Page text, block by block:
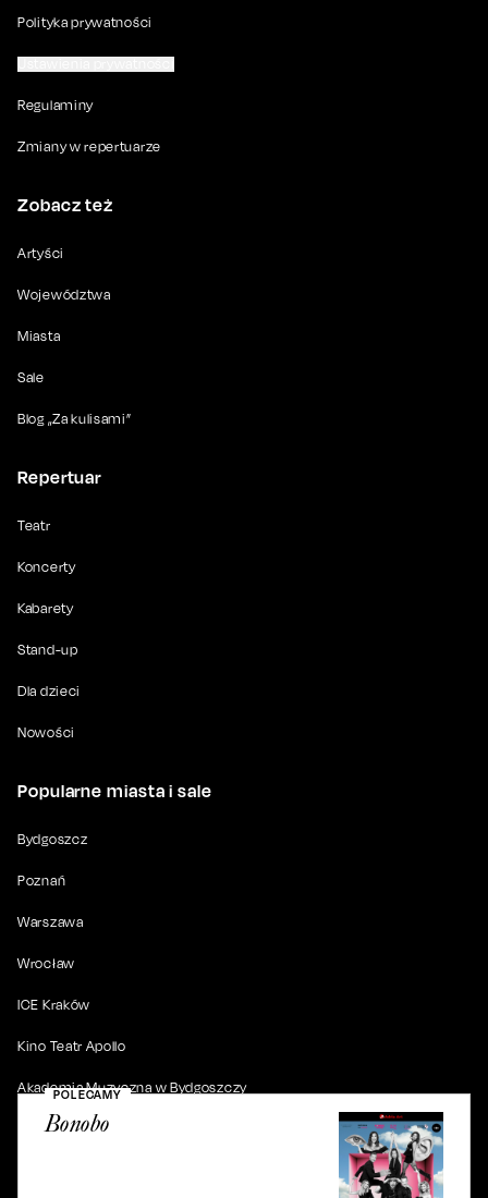
POLECAMY
Bonobo
Polityka prywatności
Regulaminy
Zmiany w repertuarze
Zobacz też
Artyści
Województwa
Miasta
Sale
Blog „Za kulisami”
Repertuar
Teatr
Koncerty
Kabarety
Stand-up
Dla dzieci
Nowości
Popularne miasta i sale
Bydgoszcz
Poznań
Warszawa
Wrocław
ICE Kraków
Kino Teatr Apollo
Akademia Muzyczna w Bydgoszczy